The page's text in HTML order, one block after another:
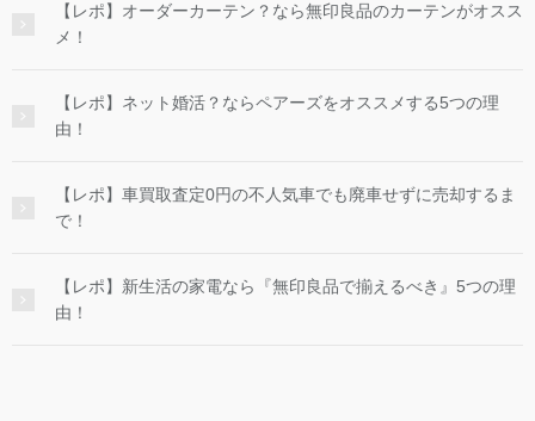
【レポ】オーダーカーテン？なら無印良品のカーテンがオスス
メ！
【レポ】ネット婚活？ならペアーズをオススメする5つの理
由！
【レポ】車買取査定0円の不人気車でも廃車せずに売却するま
で！
【レポ】新生活の家電なら『無印良品で揃えるべき』5つの理
由！